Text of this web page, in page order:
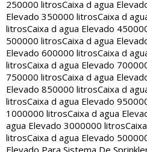
250000 litrosCaixa d agua
Elevado 350000 litrosCaixa d
litrosCaixa d agua Elevado
500000 litrosCaixa d agua
Elevado 600000 litrosCaixa d
litrosCaixa d agua Elevado
750000 litrosCaixa d agua
Elevado 850000 litrosCaixa d
litrosCaixa d agua Elevado
1000000 litrosCaixa d agua
agua Elevado 3000000 litros
litrosCaixa d agua Elevado